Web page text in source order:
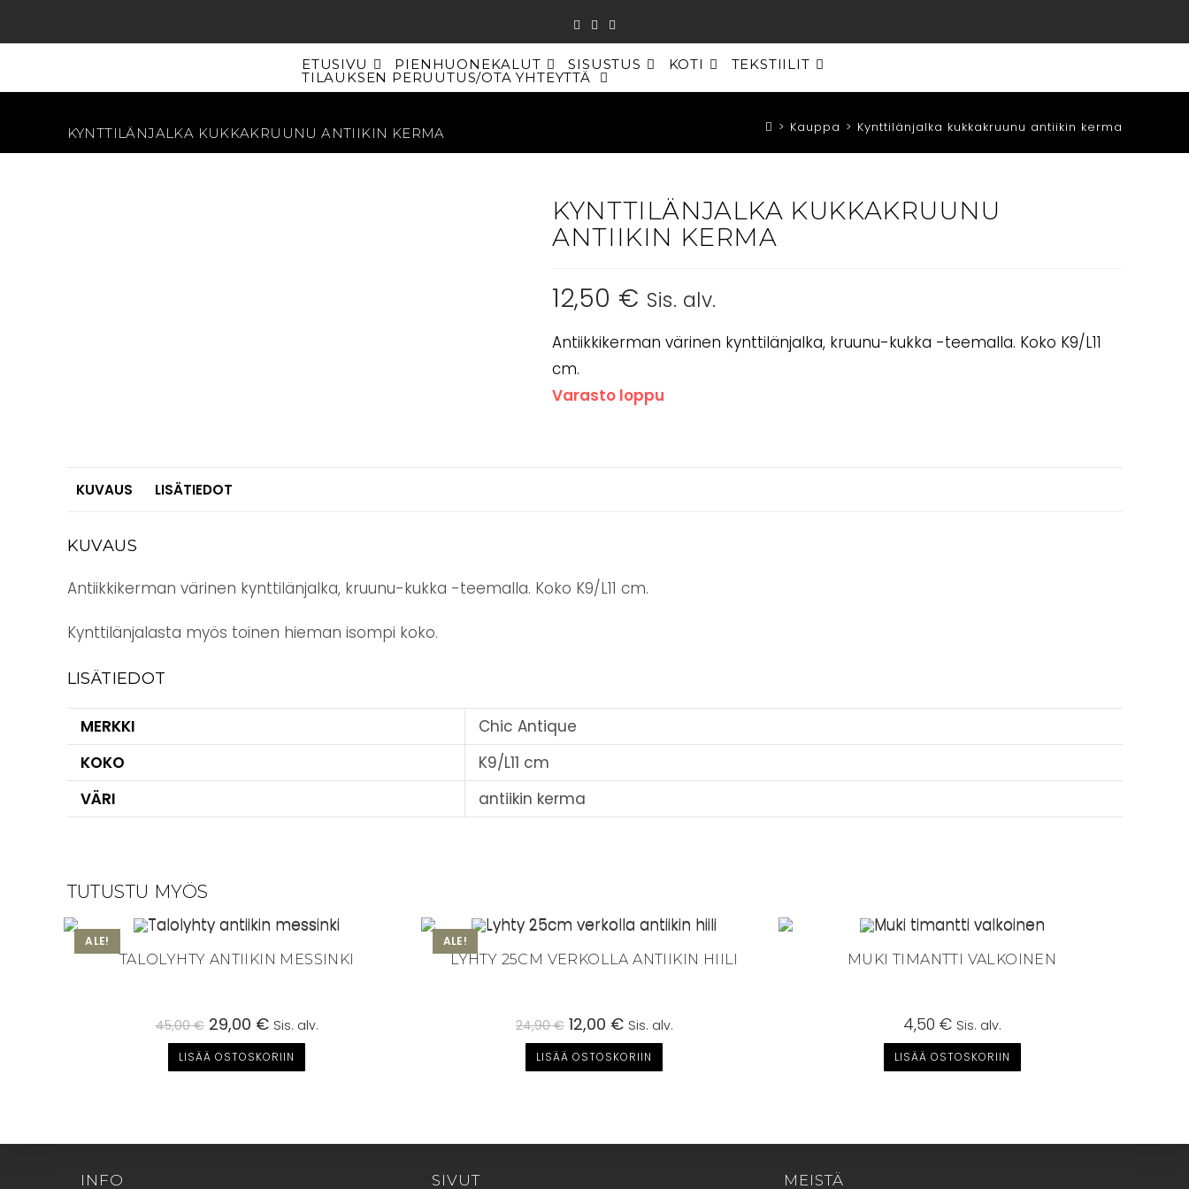
ETUSIVU PIENHUONEKALUT SISUSTUS KOTI TEKSTIILIT
TILAUKSEN PERUUTUS/OTA YHTEYTTÄ TOGGLE
WEBSITE
KYNTTILÄNJALKA KUKKAKRUUNU ANTIIKIN KERMA > Kauppa > Kynttilänjalka kukkakruunu antiikin kerma
KYNTTILÄNJALKA KUKKAKRUUNU
ANTIIKIN KERMA
12,50 € Sis. alv.
Antiikkikerman värinen kynttilänjalka, kruunu-kukka -teemalla. Koko K9/L11
cm.
Varasto loppu
KUVAUS LISÄTIEDOT
KUVAUS
Antiikkikerman värinen kynttilänjalka, kruunu-kukka -teemalla. Koko K9/L11 cm.
Kynttilänjalasta myös toinen hieman isompi koko.
LISÄTIEDOT
MERKKI
Chic Antique
KOKO
K9/L11 cm
VÄRI
antiikin kerma
TUTUSTU MYÖS
ALE!
TALOLYHTY ANTIIKIN MESSINKI
45,00€ Alkuperäinen
hinta
oli:
45,00 €.
29,00 €Nykyinen
hinta
on:
29,00 €.
Sis. alv.
LISÄÄ OSTOSKORIIN
ALE!
LYHTY 25CM VERKOLLA ANTIIKIN HIILI
24,90€ Alkuperäinen
hinta
oli:
24,90 €.
12,00 €Nykyinen
hinta
on:
12,00 €.
Sis. alv.
LISÄÄ OSTOSKORIIN
MUKI TIMANTTI VALKOINEN
4,50 € Sis. alv.
LISÄÄ OSTOSKORIIN
INFO SIVUT MEISTÄ